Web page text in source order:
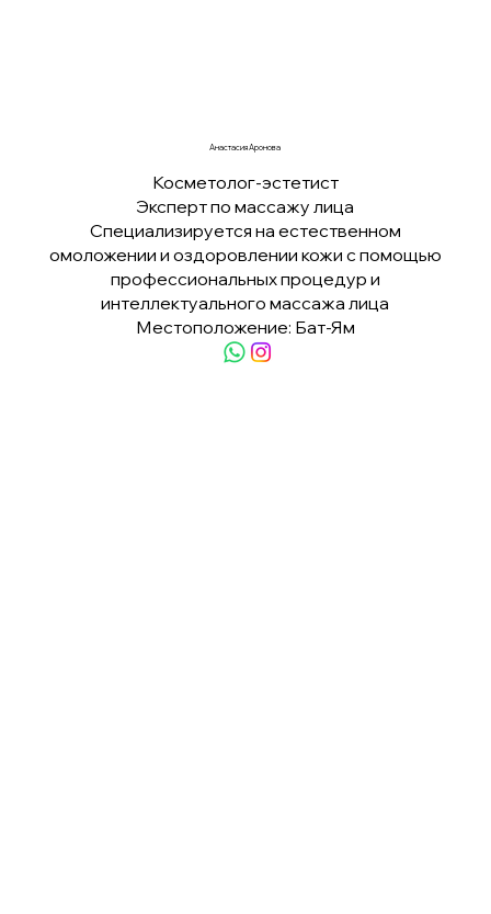
Анастасия Аронова
Косметолог-эстетист
Эксперт по массажу лица
Специализируется на естественном
омоложении и оздоровлении кожи с помощью
профессиональных процедур и
интеллектуального массажа лица
Местоположение: Бат-Ям